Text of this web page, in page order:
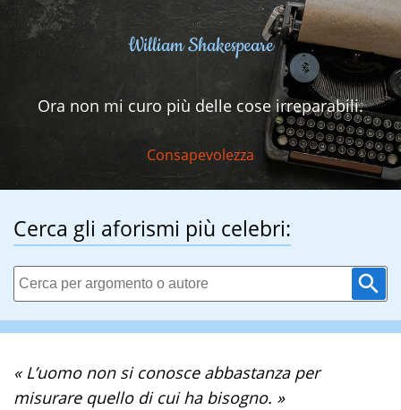
William Shakespeare
Ora non mi curo più delle cose irreparabili.
Consapevolezza
Cerca gli aforismi più celebri:
« L’uomo non si conosce abbastanza per
misurare quello di cui ha bisogno. »